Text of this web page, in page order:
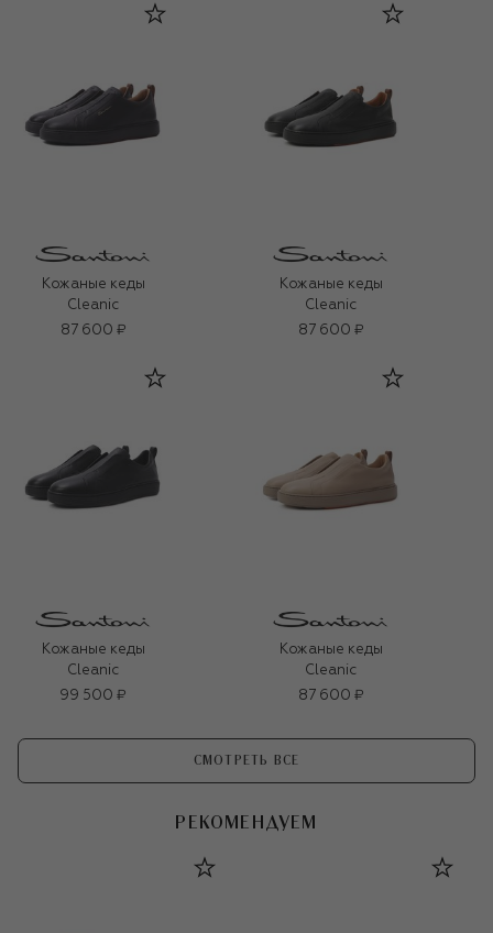
Кожаные кеды
Cleanic
87 600 ₽
Кожаные кеды
Cleanic
87 600 ₽
Кожаные кеды
Cleanic
99 500 ₽
Кожаные кеды
Cleanic
87 600 ₽
СМОТРЕТЬ ВСЕ
РЕКОМЕНДУЕМ